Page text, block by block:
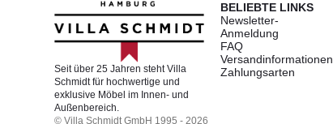
Seit über 25 Jahren steht Villa
Schmidt für hochwertige und
exklusive Möbel im Innen- und
Außenbereich.
© Villa Schmidt GmbH 1995 - 2026
BELIEBTE LINKS
Newsletter-
Anmeldung
FAQ
Versandinformationen
Zahlungsarten